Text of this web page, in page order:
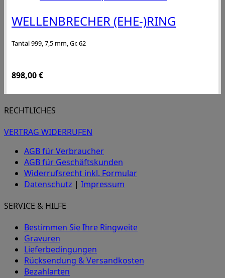
WELLENBRECHER (EHE-)RING
Tantal 999, 7,5 mm, Gr. 62
898,00€
RECHTLICHES
VERTRAG WIDERRUFEN
AGB für Verbraucher
AGB für Geschäftskunden
Widerrufsrecht inkl. Formular
Datenschutz | Impressum
SERVICE & HILFE
Bestimmen Sie Ihre Ringweite
Gravuren
Lieferbedingungen
Rücksendung & Versandkosten
Bezahlarten